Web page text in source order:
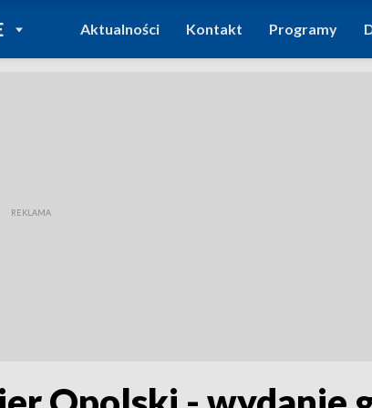
DO
Aktualności Kontakt Programy